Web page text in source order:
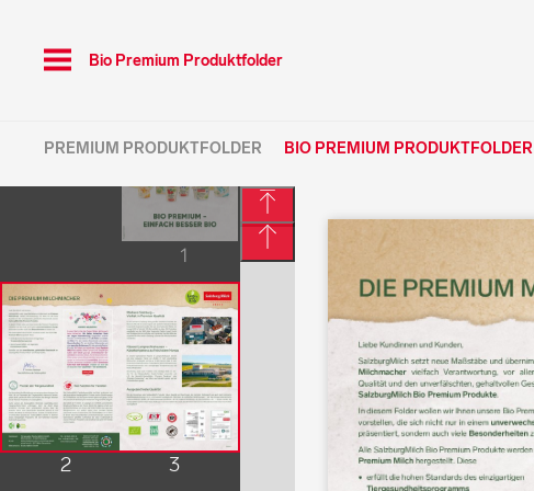
Toggle
navigation
Bio Premium Produktfolder
PREMIUM PRODUKTFOLDER BIO PREMIUM PRODUKTFOLDER